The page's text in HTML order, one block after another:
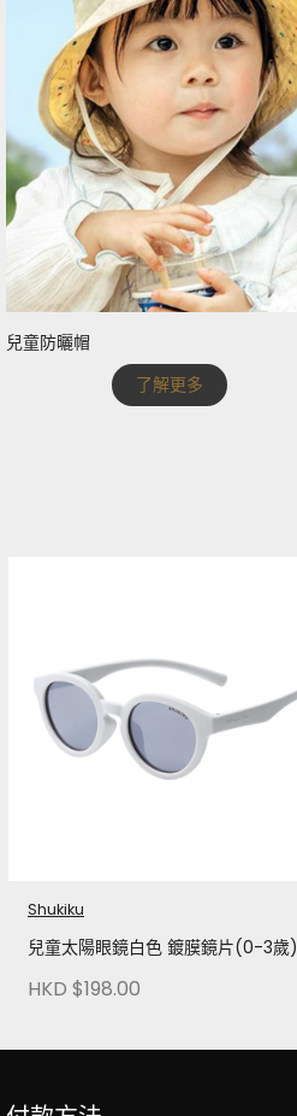
兒童防曬帽
了解更多
Shukiku
兒童太陽眼鏡白色 鍍膜鏡片(0-3歲)
HKD $198.00